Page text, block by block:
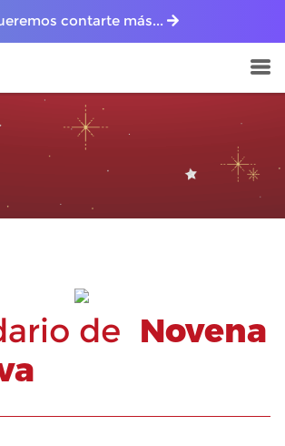
contarte más...
de Novena